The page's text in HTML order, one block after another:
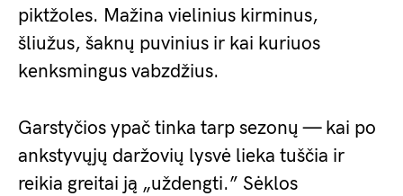
piktžoles. Mažina vielinius kirminus,
šliužus, šaknų puvinius ir kai kuriuos
kenksmingus vabzdžius.
Garstyčios ypač tinka tarp sezonų — kai po
ankstyvųjų daržovių lysvė lieka tuščia ir
reikia greitai ją „uždengti.” Sėklos